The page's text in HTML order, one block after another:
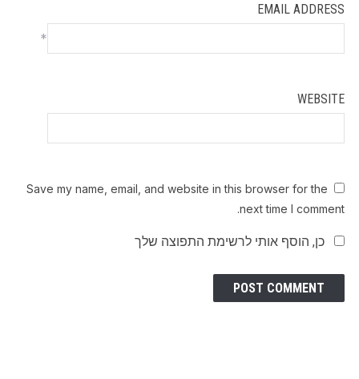
EMAIL ADDRESS
*
WEBSITE
Save my name, email, and website in this browser for the
next time I comment.
כן, הוסף אותי לרשימת התפוצה שלך